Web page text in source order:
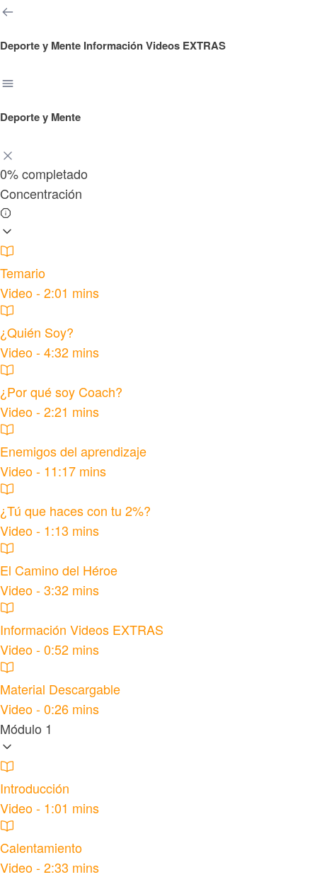
Deporte y Mente Información Videos EXTRAS
Deporte y Mente
0%completado
Concentración
Temario
Video - 2:01 mins
¿Quién Soy?
Video - 4:32 mins
¿Por qué soy Coach?
Video - 2:21 mins
Enemigos del aprendizaje
Video - 11:17 mins
¿Tú que haces con tu 2%?
Video - 1:13 mins
El Camino del Héroe
Video - 3:32 mins
Información Videos EXTRAS
Video - 0:52 mins
Material Descargable
Video - 0:26 mins
Módulo 1
Introducción
Video - 1:01 mins
Calentamiento
Video - 2:33 mins